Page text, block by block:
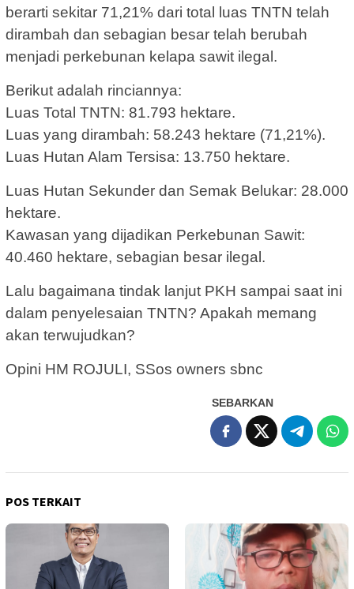
berarti sekitar 71,21% dari total luas TNTN telah
dirambah dan sebagian besar telah berubah
menjadi perkebunan kelapa sawit ilegal.
Berikut adalah rinciannya:
Luas Total TNTN: 81.793 hektare.
Luas yang dirambah: 58.243 hektare (71,21%).
Luas Hutan Alam Tersisa: 13.750 hektare.
Luas Hutan Sekunder dan Semak Belukar: 28.000
hektare.
Kawasan yang dijadikan Perkebunan Sawit:
40.460 hektare, sebagian besar ilegal.
Lalu bagaimana tindak lanjut PKH sampai saat ini
dalam penyelesaian TNTN? Apakah memang
akan terwujudkan?
Opini HM ROJULI, SSos owners sbnc
SEBARKAN
POS TERKAIT